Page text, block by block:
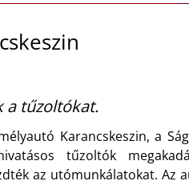
a tűzoltókat.
Karancskeszin, a
tűzoltók
az utómunkálatokat. Az